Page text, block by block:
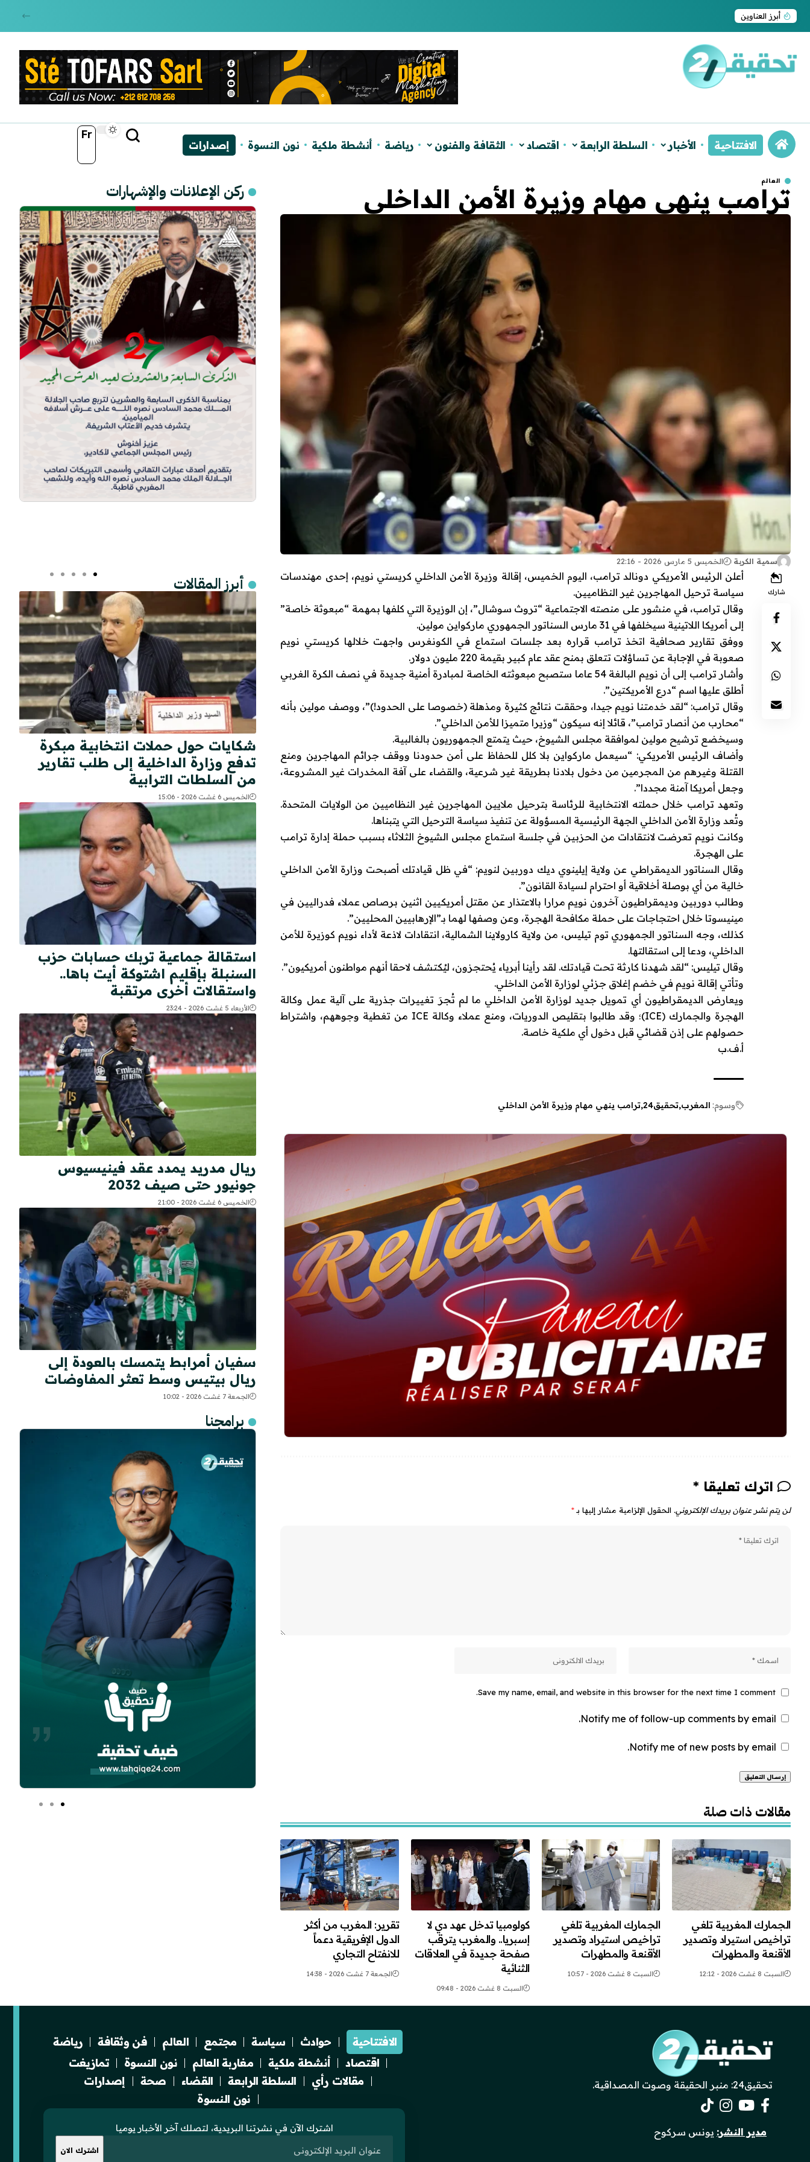
أبرز العناوين
Fr
الافتتاحية الأخبار السلطة الرابعة اقتصاد الثقافة والفنون رياضة أنشطة ملكية نون النسوة إصدارات
العالم
ترامب ينهي مهام وزيرة الأمن الداخلي
سمية الكربة الخميس 5 مارس 2026 - 22:16
شارك
أعلن الرئيس الأمريكي دونالد ترامب، اليوم الخميس، إقالة وزيرة الأمن الداخلي كريستي نويم، إحدى مهندسات
سياسة ترحيل المهاجرين غير النظاميين.
وقال ترامب، في منشور على منصته الاجتماعية “تروث سوشال”، إن الوزيرة التي كلفها بمهمة “مبعوثة خاصة”
إلى أمريكا اللاتينية سيخلفها في 31 مارس السناتور الجمهوري ماركواين مولين.
ووفق تقارير صحافية اتخذ ترامب قراره بعد جلسات استماع في الكونغرس واجهت خلالها كريستي نويم
صعوبة في الإجابة عن تساؤلات تتعلق بمنح عقد عام كبير بقيمة 220 مليون دولار.
وأشار ترامب إلى أن نويم البالغة 54 عاما ستصبح مبعوثته الخاصة لمبادرة أمنية جديدة في نصف الكرة الغربي
أطلق عليها اسم “درع الأمريكتين”.
وقال ترامب: “لقد خدمتنا نويم جيدا، وحققت نتائج كثيرة ومذهلة (خصوصا على الحدود!)”، ووصف مولين بأنه
“محارب من أنصار ترامب”، قائلا إنه سيكون “وزيرا متميزا للأمن الداخلي”.
وسيخضع ترشيح مولين لموافقة مجلس الشيوخ، حيث يتمتع الجمهوريون بالغالبية.
وأضاف الرئيس الأمريكي: “سيعمل ماركواين بلا كلل للحفاظ على أمن حدودنا ووقف جرائم المهاجرين ومنع
القتلة وغيرهم من المجرمين من دخول بلادنا بطريقة غير شرعية، والقضاء على آفة المخدرات غير المشروعة،
وجعل أمريكا آمنة مجددا”.
وتعهد ترامب خلال حملته الانتخابية للرئاسة بترحيل ملايين المهاجرين غير النظاميين من الولايات المتحدة.
وتُعد وزارة الأمن الداخلي الجهة الرئيسية المسؤولة عن تنفيذ سياسة الترحيل التي يتبناها.
وكانت نويم تعرضت لانتقادات من الحزبين في جلسة استماع مجلس الشيوخ الثلاثاء بسبب حملة إدارة ترامب
على الهجرة.
وقال السناتور الديمقراطي عن ولاية إيلينوي ديك دوربين لنويم: “في ظل قيادتك أصبحت وزارة الأمن الداخلي
خالية من أي بوصلة أخلاقية أو احترام لسيادة القانون”.
وطالب دوربين وديمقراطيون آخرون نويم مرارا بالاعتذار عن مقتل أمريكيين اثنين برصاص عملاء فدراليين في
مينيسوتا خلال احتجاجات على حملة مكافحة الهجرة، وعن وصفها لهما بـ”الإرهابيين المحليين”.
كذلك، وجه السناتور الجمهوري توم تيليس، من ولاية كارولاينا الشمالية، انتقادات لاذعة لأداء نويم كوزيرة للأمن
الداخلي، ودعا إلى استقالتها.
وقال تيليس: “لقد شهدنا كارثة تحت قيادتك. لقد رأينا أبرياء يُحتجزون، ليُكتشف لاحقا أنهم مواطنون أمريكيون”.
وتأتي إقالة نويم في خضم إغلاق جزئي لوزارة الأمن الداخلي.
ويعارض الديمقراطيون أي تمويل جديد لوزارة الأمن الداخلي ما لم تُجرَ تغييرات جذرية على آلية عمل وكالة
الهجرة والجمارك (ICE)؛ وقد طالبوا بتقليص الدوريات، ومنع عملاء وكالة ICE من تغطية وجوههم، واشتراط
حصولهم على إذن قضائي قبل دخول أي ملكية خاصة.
أ.ف.ب
وسوم: المغرب تحقيق24 ترامب ينهي مهام وزيرة الأمن الداخلي
اترك تعليقا *
لن يتم نشر عنوان بريدك الإلكتروني. الحقول الإلزامية مشار إليها بـ*
Save my name, email, and website in this browser for the next time I comment.
Notify me of follow-up comments by email.
Notify me of new posts by email.
مقالات ذات صلة
الجمارك المغربية تلغي
تراخيص استيراد وتصدير
الأقنعة والمطهرات
السبت 8 غشت 2026 - 12:12
الجمارك المغربية تلغي
تراخيص استيراد وتصدير
الأقنعة والمطهرات
السبت 8 غشت 2026 - 10:57
كولومبيا تدخل عهد دي لا
إسبريا.. والمغرب يترقب
صفحة جديدة في العلاقات
الثنائية
السبت 8 غشت 2026 - 09:48
تقرير: المغرب من أكثر
الدول الإفريقية دعماً
للانفتاح التجاري
الجمعة 7 غشت 2026 - 14:38
ركن الإعلانات والإشهارات
أبرز المقالات
شكايات حول حملات انتخابية مبكرة
تدفع وزارة الداخلية إلى طلب تقارير
من السلطات الترابية
الخميس 6 غشت 2026 - 15:06
استقالة جماعية تربك حسابات حزب
السنبلة بإقليم اشتوكة أيت باها..
واستقالات أخرى مرتقبة
الأربعاء 5 غشت 2026 - 23:24
ريال مدريد يمدد عقد فينيسيوس
جونيور حتى صيف 2032
الخميس 6 غشت 2026 - 21:00
سفيان أمرابط يتمسك بالعودة إلى
ريال بيتيس وسط تعثر المفاوضات
الجمعة 7 غشت 2026 - 10:02
برامجنا
تحقيق24: منبر الحقيقة وصوت المصداقية.
مدير النشر: يونس سركوح
الافتتاحية حوادث سياسة مجتمع العالم فن وثقافة
رياضة
اقتصاد
أنشطة ملكية مغاربة العالم نون النسوة
تمازيغت
مقالات رأي
السلطة الرابعة القضاء صحة
إصدارات
نون النسوة
اشترك الآن في نشرتنا البريدية، لتصلك آخر الأخبار يوميا